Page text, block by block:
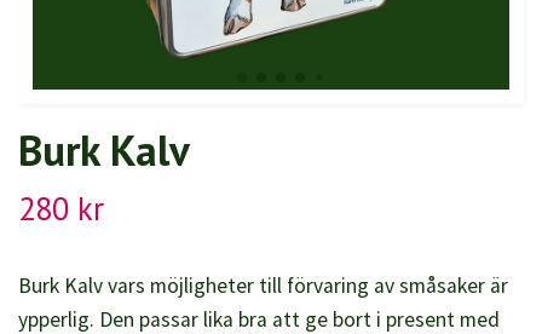
Burk Kalv
280 kr
Burk Kalv vars möjligheter till förvaring av småsaker är
ypperlig. Den passar lika bra att ge bort i present med